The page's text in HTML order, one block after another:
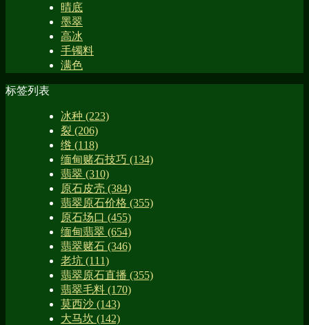
晴底
墨翠
高冰
手镯料
满色
标签列表
冰种 (223)
裂 (206)
绺 (118)
缅甸赌石技巧 (134)
翡翠 (310)
原石皮壳 (384)
翡翠原石价格 (355)
原石场口 (455)
缅甸翡翠 (654)
翡翠赌石 (346)
老坑 (111)
翡翠原石直播 (355)
翡翠毛料 (170)
莫西沙 (143)
大马坎 (142)